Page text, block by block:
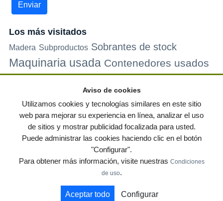
Los más visitados
Madera Subproductos Sobrantes de stock
Maquinaria usada Contenedores usados
Palets de plastico Electrodomesticos
© residuos.com - Todos los derechos reservados Política de privacidad
Condiciones de uso|Contacto|Editores| Mapa web|Preguntas frecuentes
Publica tus anuncios gratis!
Muebles de terraza y jardin Notas de prensa
Aviso de cookies
Utilizamos cookies y tecnologías similares en este sitio
web para mejorar su experiencia en línea, analizar el uso
de sitios y mostrar publicidad focalizada para usted.
Puede administrar las cookies haciendo clic en el botón
"Configurar".
Para obtener más información, visite nuestras Condiciones
de uso.
Aceptar todo Configurar